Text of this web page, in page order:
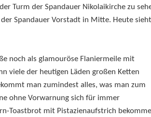
Turm der Spandauer Nikolaikirche zu
Spandauer Vorstadt in Mitte. Heute sieht
noch als glamouröse Flaniermeile mit
viele der heutigen Läden großen Ketten
man zumindest alles, was man zum
ohne Vorwarnung sich für immer
Toastbrot mit Pistazienaufstrich